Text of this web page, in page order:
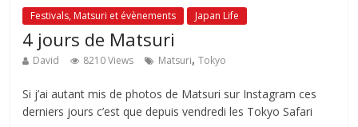
Festivals, Matsuri et évènements Japan Life
4 jours de Matsuri
David 8210 Views Matsuri,Tokyo
Si j’ai autant mis de photos de Matsuri sur Instagram ces
derniers jours c’est que depuis vendredi les Tokyo Safari